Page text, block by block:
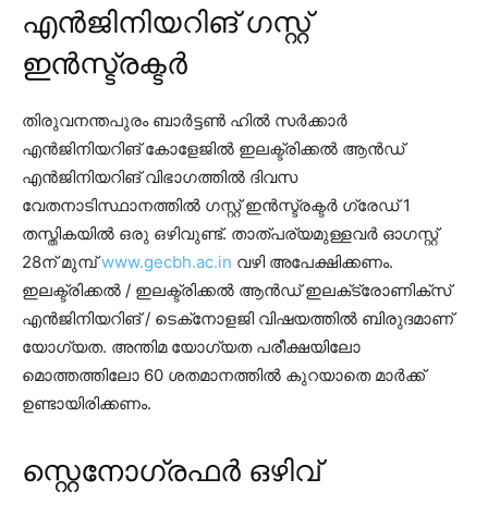
എൻജിനിയറിങ് ഗസ്റ്റ്
ഇൻസ്ട്രക്ടർ
തിരുവനന്തപുരം ബാർട്ടൺ ഹിൽ സർക്കാർ
എൻജിനിയറിങ് കോളേജിൽ ഇലക്ട്രിക്കൽ ആൻഡ്
എൻജിനിയറിങ് വിഭാഗത്തിൽ ദിവസ
വേതനാടിസ്ഥാനത്തിൽ ഗസ്റ്റ് ഇൻസ്ട്രക്ടർ ഗ്രേഡ് 1
തസ്തികയിൽ ഒരു ഒഴിവുണ്ട്. താത്പര്യമുള്ളവർ ഓഗസ്റ്റ്
28ന് മുമ്പ്www.gecbh.ac.in വഴി അപേക്ഷിക്കണം.
ഇലക്ട്രിക്കൽ / ഇലക്ട്രിക്കൽ ആൻഡ് ഇലക്‌ട്രോണിക്‌സ്
എൻജിനിയറിങ് / ടെക്‌നോളജി വിഷയത്തിൽ ബിരുദമാണ്
യോഗ്യത. അന്തിമ യോഗ്യത പരീക്ഷയിലോ
മൊത്തത്തിലോ 60 ശതമാനത്തിൽ കുറയാതെ മാർക്ക്
ഉണ്ടായിരിക്കണം.
സ്റ്റെനോഗ്രഫർ ഒഴിവ്